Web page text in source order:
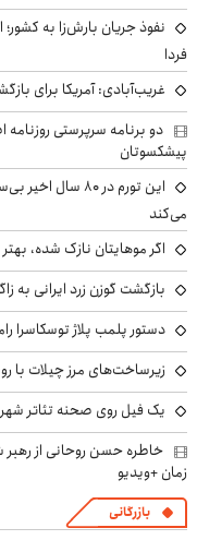
فردا
غریب‌آبادی: آمریکا برای
دو برنامه سرپرستی روزنامه
پیشکسوتان
این تورم در ۸۰
می‌کند
اگر موهایتان نازک شده،
بازگشت گوزن زرد ایرانی به
دستور پلمب پلاژ توسکاسرا
زیرساخت‌های مرز چیلات با
یک فیل روی صحنه تئاتر
خاطره حسن روحانی از رهبر
زمان +ویدیو
بازرگانی